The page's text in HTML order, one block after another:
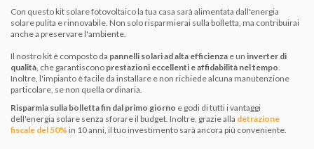
Con questo kit solare fotovoltaico la tua casa sarà alimentata dall'energia
solare pulita e rinnovabile. Non solo risparmierai sulla bolletta, ma contribuirai
anche a preservare l'ambiente.
Il nostro kit è composto da pannelli solari ad alta efficienza e un inverter di
qualità, che garantiscono prestazioni eccellenti e affidabilità nel tempo.
Inoltre, l'impianto è facile da installare e non richiede alcuna manutenzione
particolare, se non quella ordinaria.
Risparmia sulla bolletta fin dal primo giorno e godi di tutti i vantaggi
dell'energia solare senza sforare il budget. Inoltre, grazie alla detrazione
fiscale del 50% in 10 anni, il tuo investimento sarà ancora più conveniente.